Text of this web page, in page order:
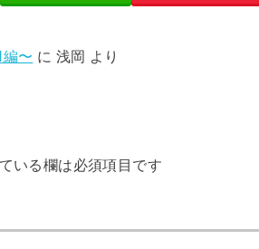
〜 に 浅岡 より
いる欄は必須項目です